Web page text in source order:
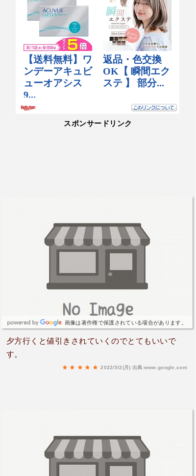
スポンサードリンク
画像は著作権で保護されている場合があります。
夕方行くと値引きされていくのでとてもいいで
す。
2022/5/2(月) 出典:www.google.com